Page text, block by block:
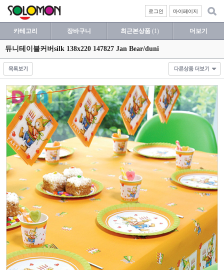
마이페이지
로그인
카테고리 장바구니 최근본상품 (1) 더보기
듀니테이블커버silk 138x220 147827 Jan Bear/duni